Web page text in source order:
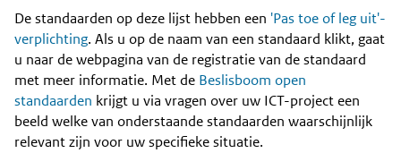
Content
De standaarden op deze lijst hebben een 'Pas toe of leg uit'-
verplichting. Als u op de naam van een standaard klikt, gaat
u naar de webpagina van de registratie van de standaard
met meer informatie. Met de Beslisboom open
standaarden krijgt u via vragen over uw ICT-project een
beeld welke van onderstaande standaarden waarschijnlijk
relevant zijn voor uw specifieke situatie.